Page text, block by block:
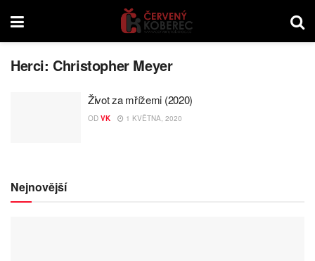
Herci: Christopher Meyer
Život za mřížemi (2020)
OD VK 1 KVĚTNA, 2020
Nejnovější